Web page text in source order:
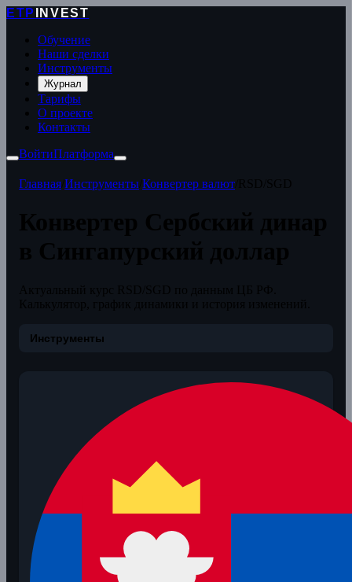
ETP
INVEST
Обучение
Наши сделки
Инструменты
Журнал
Тарифы
О проекте
Контакты
ВойтиПлатформа
Главная Инструменты Конвертер валют
Инструменты